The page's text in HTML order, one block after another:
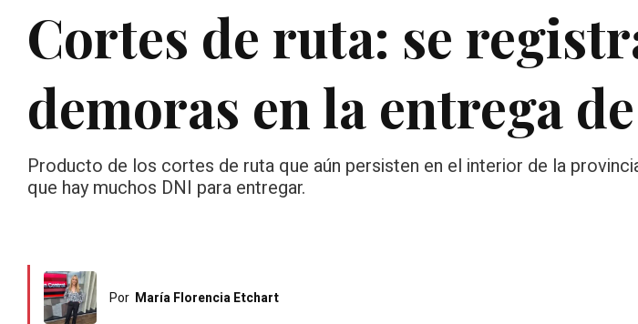
Cortes de ruta: se
demoras en la entrega
Producto de los cortes de ruta que aún persisten en el interior de la
que hay muchos DNI para entregar.
Por María Florencia Etchart